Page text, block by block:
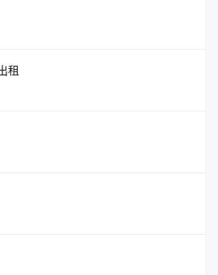
租